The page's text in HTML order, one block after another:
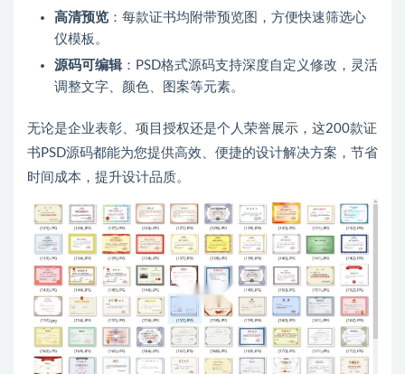
高清预览 ：每款证书均附带预览图，方便快速筛选心
仪模板。
源码可编辑：PSD格式源码支持深度自定义修改，灵活
调整文字、颜色、图案等元素。
无论是企业表彰、项目授权还是个人荣誉展示，这200款证
书PSD源码都能为您提供高效、便捷的设计解决方案，节省
时间成本，提升设计品质。